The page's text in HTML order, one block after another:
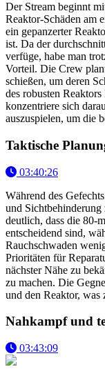
Der Stream beginnt
Reaktor-Schäden am
ein gepanzerter
ist. Da der
verfüge, habe man
Vorteil. Die Crew
schießen, um deren
des robusten
konzentriere sich
auszuspielen, um die
Taktische
03:40:26
Während des
und
deutlich, dass die 80-
entscheidend sind,
Rauchschwaden
Prioritäten für
nächster Nähe zu
zu machen. Die
und den Reaktor, was
Nahkampf und
03:43:09